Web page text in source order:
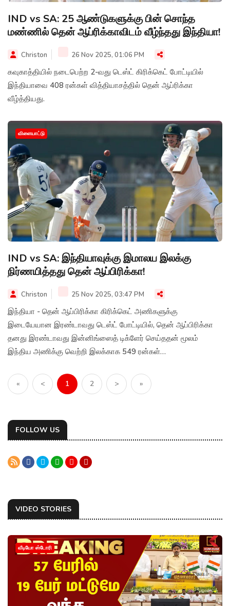
IND vs SA: 25 ஆண்டுகளுக்கு பின் சொந்த
மண்ணில் தென் ஆப்ரிக்காவிடம் வீழ்ந்தது இந்தியா!
Christon 26 Nov 2025, 01:06 PM
கவுகாத்தியில் நடைபெற்ற 2-வது டெஸ்ட் கிரிக்கெட் போட்டியில்
இந்தியாவை 408 ரன்கள் வித்தியாசத்தில் தென் ஆப்ரிக்கா
வீழ்த்தியது.
விளையாட்டு
IND vs SA: இந்தியாவுக்கு இமாலய இலக்கு
நிர்ணயித்தது தென் ஆப்பிரிக்கா!
Christon 25 Nov 2025, 03:47 PM
இந்தியா - தென் ஆப்பிரிக்கா கிரிக்கெட் அணிகளுக்கு
இடையேயான இரண்டாவது டெஸ்ட் போட்டியில், தென் ஆப்பிரிக்கா
தனது இரண்டாவது இன்னிங்ஸைத் டிக்ளேர் செய்ததன் மூலம்
இந்திய அணிக்கு வெற்றி இலக்காக 549 ரன்கள்
« < 1 2 > »
FOLLOW US
VIDEO STORIES
வீடியோ ஸ்டோரி